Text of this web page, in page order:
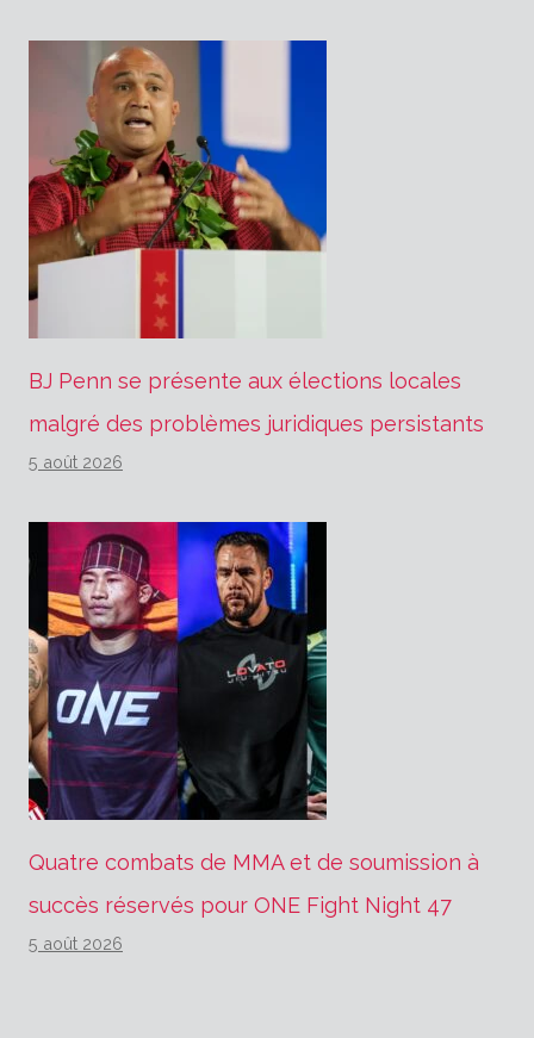
BJ Penn se présente aux élections locales
malgré des problèmes juridiques persistants
5 août 2026
Quatre combats de MMA et de soumission à
succès réservés pour ONE Fight Night 47
5 août 2026